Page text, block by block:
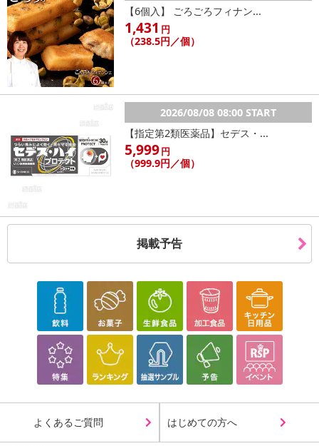
【6個入】 ごろごろフィナン...
1,431 円
（238.5円／個）
2026/08/08 08:00 START
【指定第2類医薬品】セデス・...
5,999円
（999.9円／個）
掲載予告
よくあるご質問 はじめての方へ